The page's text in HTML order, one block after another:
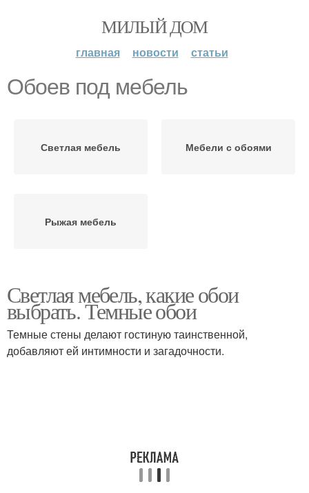
МИЛЫЙ ДОМ
главная новости статьи
Обоев под мебель
Светлая мебель Мебели с обоями
Рыжая мебель
Светлая мебель, какие обои
выбрать. Темные обои
Темные стены делают гостиную таинственной,
добавляют ей интимности и загадочности.